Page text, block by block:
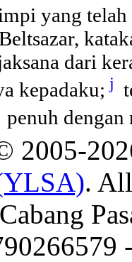
yang telah
dari
kepadaku; j
penuh dengan
2005-
.